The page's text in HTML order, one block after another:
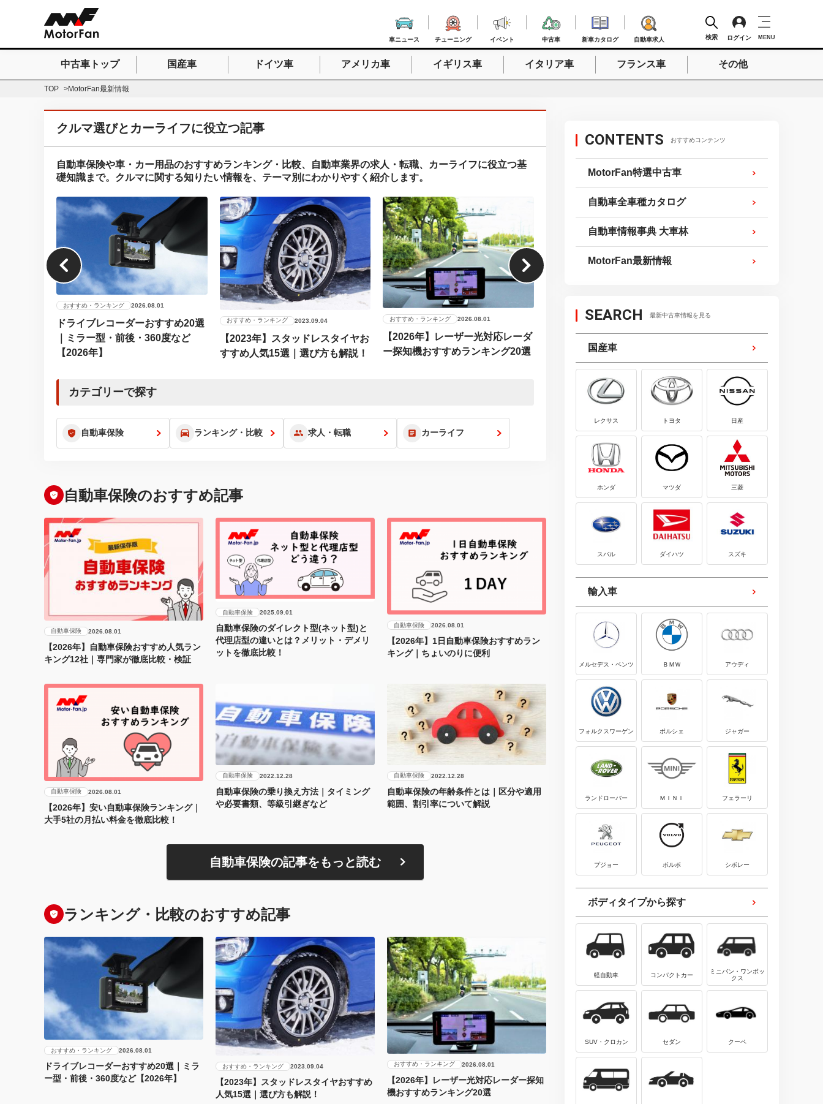
車ニュース チューニング イベント 中古車 新車カタログ 自動車求人 検索 ログイン MENU
検索したいキーワードを入力
中古車トップ 国産車 ドイツ車 アメリカ車 イギリス車 イタリア車 フランス車 その他
TOP MotorFan最新情報
クルマ選びとカーライフに役立つ記事
自動車保険や車・カー用品のおすすめランキング・比較、自動車業界の求人・転職、カーライフに役立つ基
礎知識まで。クルマに関する知りたい情報を、テーマ別にわかりやすく紹介します。
おすすめ・ランキング 2026.08.01
ドライブレコーダーおすすめ20選
｜ミラー型・前後・360度など
【2026年】
おすすめ・ランキング 2023.09.04
【2023年】スタッドレスタイヤお
すすめ人気15選｜選び方も解説！
おすすめ・ランキング 2026.08.01
【2026年】レーザー光対応レーダ
ー探知機おすすめランキング20選
【2023年】ETC車載器おすすめラ
カテゴリーで探す
自動車保険 ランキング・比較 求人・転職 カーライフ
自動車保険のおすすめ記事
自動車保険 2026.08.01
【2026年】自動車保険おすすめ人気ラン
キング12社｜専門家が徹底比較・検証
自動車保険 2025.09.01
自動車保険のダイレクト型(ネット型)と
代理店型の違いとは？メリット・デメリ
ットを徹底比較！
自動車保険 2026.08.01
【2026年】1日自動車保険おすすめラン
キング｜ちょいのりに便利
自動車保険 2026.08.01
【2026年】安い自動車保険ランキング｜
大手5社の月払い料金を徹底比較！
自動車保険 2022.12.28
自動車保険の乗り換え方法｜タイミング
や必要書類、等級引継ぎなど
自動車保険 2022.12.28
自動車保険の年齢条件とは｜区分や適用
範囲、割引率について解説
自動車保険の記事をもっと読む
ランキング・比較のおすすめ記事
おすすめ・ランキング 2026.08.01
ドライブレコーダーおすすめ20選｜ミラ
ー型・前後・360度など【2026年】
おすすめ・ランキング 2023.09.04
【2023年】スタッドレスタイヤおすすめ
人気15選｜選び方も解説！
おすすめ・ランキング 2026.08.01
【2026年】レーザー光対応レーダー探知
機おすすめランキング20選
CONTENTS おすすめコンテンツ
MotorFan特選中古車
自動車全車種カタログ
自動車情報事典 大車林
MotorFan最新情報
SEARCH 最新中古車情報を見る
国産車
レクサス トヨタ 日産
ホンダ マツダ 三菱
スバル ダイハツ スズキ
輸入車
メルセデス・ベンツ ＢＭＷ アウディ
フォルクスワーゲン ポルシェ ジャガー
ランドローバー ＭＩＮＩ フェラーリ
プジョー ボルボ シボレー
ボディタイプから探す
軽自動車 コンパクトカー
ミニバン・ワンボッ
クス
SUV・クロカン セダン クーペ